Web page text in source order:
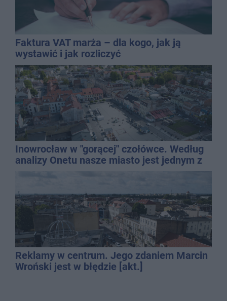
Faktura VAT marża – dla kogo, jak ją
wystawić i jak rozliczyć
Inowrocław w "gorącej" czołówce. Według
analizy Onetu nasze miasto jest jednym z
Reklamy w centrum. Jego zdaniem Marcin
Wroński jest w błędzie [akt.]